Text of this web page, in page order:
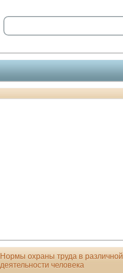
Нормы охраны труда в различной
деятельности человека